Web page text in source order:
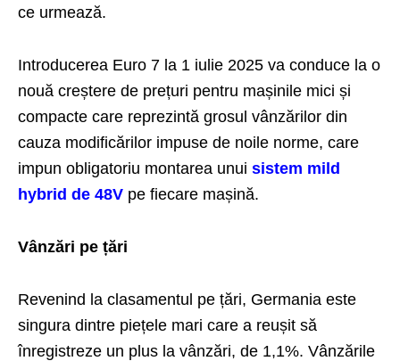
ce urmează.
Introducerea Euro 7 la 1 iulie 2025 va conduce la o
nouă creștere de prețuri pentru mașinile mici și
compacte care reprezintă grosul vânzărilor din
cauza modificărilor impuse de noile norme, care
impun obligatoriu montarea unui sistem mild
hybrid de 48V pe fiecare mașină.
Vânzări pe țări
Revenind la clasamentul pe țări, Germania este
singura dintre piețele mari care a reușit să
înregistreze un plus la vânzări, de 1,1%. Vânzările